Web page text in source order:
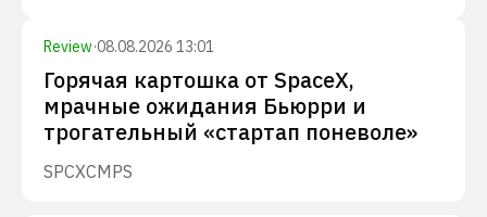
Review·08.08.2026 13:01
Горячая картошка от SpaceX,
мрачные ожидания Бьюрри и
трогательный «стартап поневоле»
SPCXCMPS